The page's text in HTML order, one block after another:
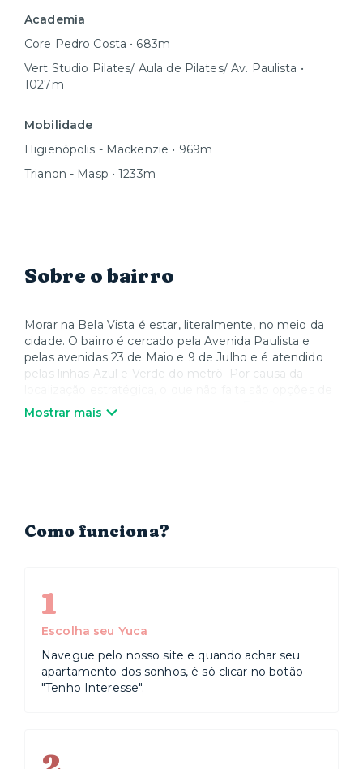
Academia
Core Pedro Costa • 683m
Vert Studio Pilates/ Aula de Pilates/ Av. Paulista •
1027m
Mobilidade
Higienópolis - Mackenzie • 969m
Trianon - Masp • 1233m
Sobre o bairro
Morar na Bela Vista é estar, literalmente, no meio da
cidade. O bairro é cercado pela Avenida Paulista e
pelas avenidas 23 de Maio e 9 de Julho e é atendido
pelas linhas Azul e Verde do metrô. Por causa da
lazer – de parques shoppings como o Frei Caneca e o
Mostrar mais
Como funciona?
1
Escolha seu Yuca
Navegue pelo nosso site e quando achar seu
apartamento dos sonhos, é só clicar no botão
"Tenho Interesse".